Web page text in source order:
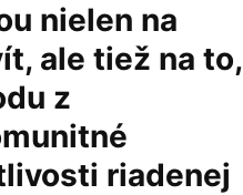
nielen na
ale tiež na to,
z
riadenej